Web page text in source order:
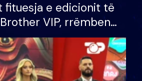
fituesja e edicionit të
VIP, rrëmben
prej 100 mijë eurosh